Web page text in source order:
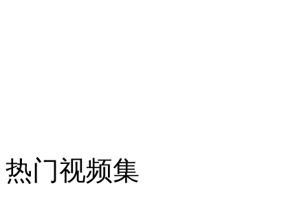
热门视频集